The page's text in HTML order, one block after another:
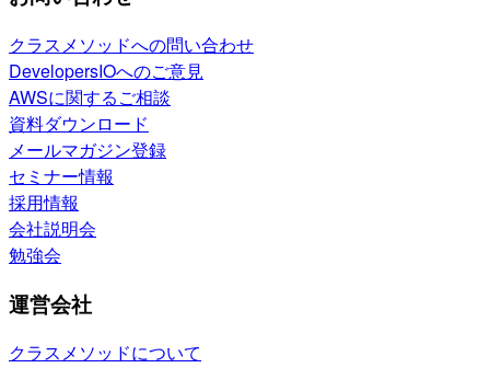
クラスメソッドへの問い合わせ
DevelopersIOへのご意見
AWSに関するご相談
資料ダウンロード
メールマガジン登録
セミナー情報
採用情報
会社説明会
勉強会
運営会社
クラスメソッドについて